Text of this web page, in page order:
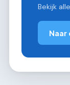
Bekijk
Naar